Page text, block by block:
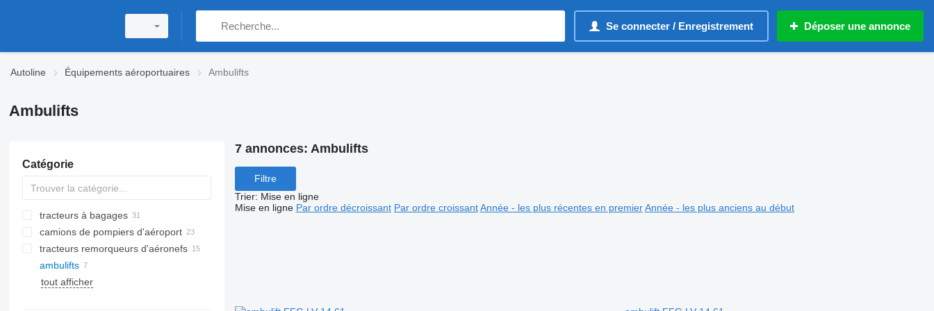
Se connecter / Enregistrement Déposer une annonce
Autoline Équipements aéroportuaires Ambulifts
Ambulifts
Catégorie
tracteurs à bagages
camions de pompiers d'aéroport
tracteurs remorqueurs d'aéronefs
ambulifts
tout afficher
7 annonces: Ambulifts
Filtre
Trier: Mise en ligne
Mise en ligne Par ordre décroissant Par ordre croissant Année - les plus récentes en premier Année - les plus anciens au début